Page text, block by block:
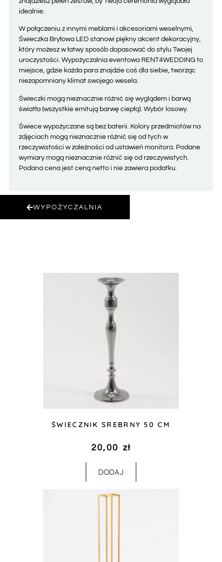
idealnie.
W połączeniu z innymi meblami i akcesoriami weselnymi,
Świeczka Bryłowa LED stanowi piękny akcent dekoracyjny,
który możesz w łatwy sposób dopasować do stylu Twojej
uroczystości. Wypożyczalnia eventowa RENT4WEDDING to
miejsce, gdzie każda para znajdzie coś dla siebie, tworząc
niezapomniany klimat swojego wesela.
Świeczki mogą nieznacznie różnić się wyglądem i barwą
światła (wszystkie emitują barwę ciepłą). Wybór losowy.
Świece wypożyczane są bez baterii. Kolory przedmiotów na
zdjęciach mogą nieznacznie różnić się od tych w
rzeczywistości w zależności od ustawień monitora. Podane
wymiary mogą nieznacznie różnić się od rzeczywistych.
Podana cena jest ceną netto i nie zawiera podatku.
WYPOŻYCZALNIA
ŚWIECZNIK SREBRNY 50 CM
20,00 zł
DODAJ